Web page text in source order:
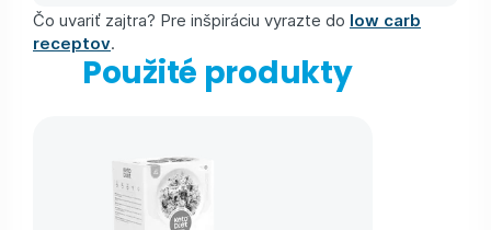
Čo uvariť zajtra? Pre inšpiráciu vyrazte do low carb
receptov.
Použité produkty